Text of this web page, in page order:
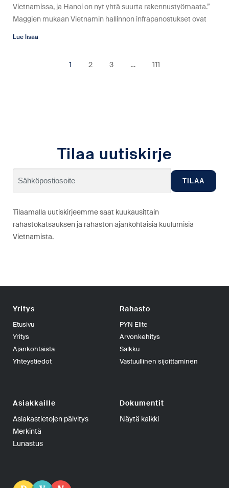
Vietnamissa, ja Hanoi on nyt yhtä suurta rakennustyömaata.”
Maggien mukaan Vietnamin hallinnon infrapanostukset ovat
Lue lisää
1 2 3 … 111
Tilaa uutiskirje
Tilaamalla uutiskirjeemme saat kuukausittain
rahastokatsauksen ja rahaston ajankohtaisia kuulumisia
Vietnamista.
Yritys
Etusivu
Yritys
Ajankohtaista
Yhteystiedot
Rahasto
PYN Elite
Arvonkehitys
Salkku
Vastuullinen sijoittaminen
Asiakkaille
Asiakastietojen päivitys
Merkintä
Lunastus
Dokumentit
Näytä kaikki